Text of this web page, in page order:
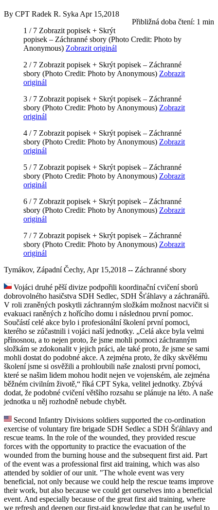
Přibližná doba čtení: 1 min
By CPT Radek R. Syka Apr 15,2018
1 / 7 Zobrazit popisek + Skrýt
popisek – Záchranné sbory (Photo Credit: Photo by
Anonymous) Zobrazit originál
2 / 7 Zobrazit popisek + Skrýt popisek – Záchranné
sbory (Photo Credit: Photo by Anonymous) Zobrazit
originál
3 / 7 Zobrazit popisek + Skrýt popisek – Záchranné
sbory (Photo Credit: Photo by Anonymous) Zobrazit
originál
4 / 7 Zobrazit popisek + Skrýt popisek – Záchranné
sbory (Photo Credit: Photo by Anonymous) Zobrazit
originál
5 / 7 Zobrazit popisek + Skrýt popisek – Záchranné
sbory (Photo Credit: Photo by Anonymous) Zobrazit
originál
6 / 7 Zobrazit popisek + Skrýt popisek – Záchranné
sbory (Photo Credit: Photo by Anonymous) Zobrazit
originál
7 / 7 Zobrazit popisek + Skrýt popisek – Záchranné
sbory (Photo Credit: Photo by Anonymous) Zobrazit
originál
Tymákov, Západní Čechy, Apr 15,2018 -- Záchranné sbory
Vojáci druhé pěší divize podpořili koordinační cvičení sborů
dobrovolného hasičstva SDH Sedlec, SDH Šťáhlavy a záchranářů.
V roli zraněných poskytli záchranným složkám možnost nacvičit si
evakuaci raněných z hořícího domu i následnou první pomoc.
Součástí celé akce bylo i profesionální školení první pomoci,
kterého se zúčastnili i vojáci naší jednotky. „Celá akce byla velmi
přínosnou, a to nejen proto, že jsme mohli pomoci záchranným
složkám se zdokonalit v jejich práci, ale také proto, že jsme se sami
mohli dostat do podobné akce. A zejména proto, že díky skvělému
školení jsme si osvěžili a prohloubili naše znalosti první pomoci,
které se našim lidem mohou hodit nejen ve vojenském, ale zejména
běžném civilním životě,“ říká CPT Syka, velitel jednotky. Zbývá
dodat, že podobné cvičení většího rozsahu se plánuje na léto. A naše
jednotka u něj rozhodně nebude chybět.
Second Infantry Divisions soldiers supported the co-ordination
exercise of voluntary fire brigade SDH Sedlec a SDH Šťáhlavy and
rescue teams. In the role of the wounded, they provided rescue
forces with the opportunity to practice the evacuation of the
wounded from the burning house and the subsequent first aid. Part
of the event was a professional first aid training, which was also
attended by soldier of our unit. "The whole event was very
beneficial, not only because we could help the rescue teams improve
their work, but also because we could get ourselves into a beneficial
event. And especially because of the great first aid training, where
we refresh and deepen our first-aid knowledge that can be useful to